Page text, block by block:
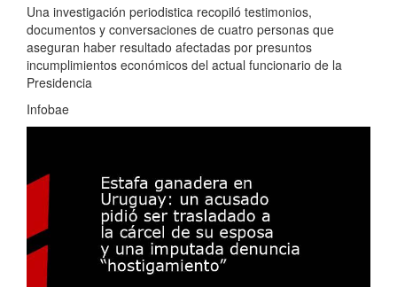
Una investigación periodistica recopiló testimonios,
documentos y conversaciones de cuatro personas que
aseguran haber resultado afectadas por presuntos
incumplimientos económicos del actual funcionario de la
Presidencia
Infobae